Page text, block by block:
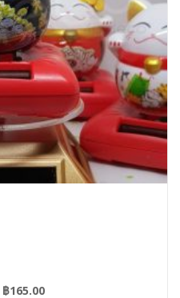
Original
฿165.00Current